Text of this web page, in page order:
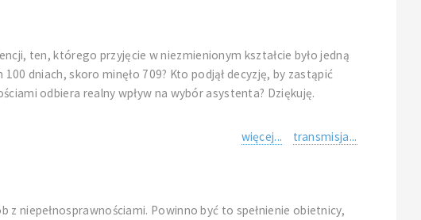
ten, którego przyjęcie w niezmienionym kształcie było jedną
dniach, skoro minęło 709? Kto podjął decyzję, by zastąpić
odbiera realny wpływ na wybór asystenta? Dziękuję.
więcej... transmisja...
z niepełnosprawnościami. Powinno być to spełnienie obietnicy,